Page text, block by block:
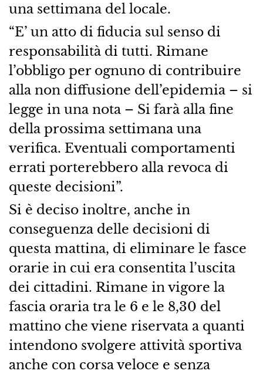
una settimana del locale.
“E’ un atto di fiducia sul senso di
responsabilità di tutti. Rimane
l’obbligo per ognuno di contribuire
alla non diffusione dell’epidemia – si
legge in una nota – Si farà alla fine
della prossima settimana una
verifica. Eventuali comportamenti
errati porterebbero alla revoca di
queste decisioni”.
Si è deciso inoltre, anche in
conseguenza delle decisioni di
questa mattina, di eliminare le fasce
orarie in cui era consentita l’uscita
dei cittadini. Rimane in vigore la
fascia oraria tra le 6 e le 8,30 del
mattino che viene riservata a quanti
intendono svolgere attività sportiva
anche con corsa veloce e senza